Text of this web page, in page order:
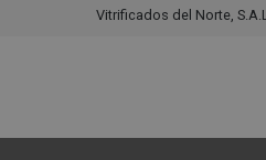
Vitrificados del Norte, S.A.L.